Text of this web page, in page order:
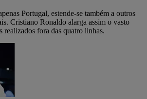
Portugal, estende-se também a outros
Cristiano Ronaldo alarga assim o vasto
realizados fora das quatro linhas.